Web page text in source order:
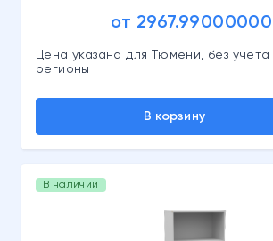
от
Цена указана для Тюмени, без учета
регионы
В корзину
В наличии